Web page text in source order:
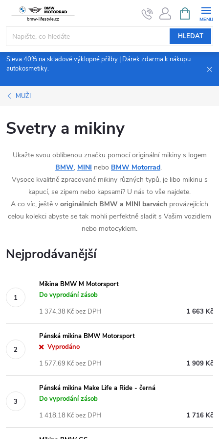
obsah
HLEDAT
NÁKUPNÍ
KOŠÍK
Sleva 40% na skladové výklopné přilby Dárek zdarma k nákupu
autokosmetiky.
MUŽI
Svetry a mikiny
Ukažte svou oblíbenou značku pomocí originální mikiny s logem
BMW, MINI nebo BMW Motorrad.
Vysoce kvalitně zpracované mikiny různých typů, je libo mikinu s
kapucí, se zipem nebo kapsami? U nás to vše najdete.
A co víc, ještě v originálních BMW a MINI barvách provázejících
celou kolekci abyste se tak mohli perfektně sladit s Vašim vozidlem
nebo motocyklem.
Nejprodávanější
Mikina BMW M Motorsport
Do vyprodání zásob
1 663 Kč
1 374,38 Kč bez DPH
Pánská mikina BMW Motorsport
Vyprodáno
1 909 Kč
1 577,69 Kč bez DPH
Pánská mikina Make Life a Ride - černá
Do vyprodání zásob
1 716 Kč
1 418,18 Kč bez DPH